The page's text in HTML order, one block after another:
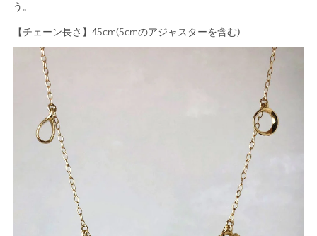
う。
【チェーン長さ】45cm(5cmのアジャスターを含む)